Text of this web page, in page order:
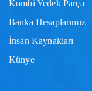
Kombi Yedek Parça
Banka Hesaplarımız
İnsan Kaynakları
Künye